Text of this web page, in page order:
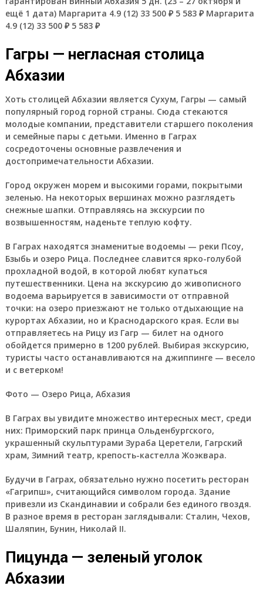
ещё 1 дата) Маргарита 4.9 (12) 33 500 ₽ 5 583 ₽ Маргарита
4.9 (12) 33 500 ₽ 5 583 ₽
Гагры — негласная столица
Абхазии
Хоть столицей Абхазии является Сухум, Гагры — самый
популярный город горной страны. Сюда стекаются
молодые компании, представители старшего поколения
и семейные пары с детьми. Именно в Гаграх
сосредоточены основные развлечения и
достопримечательности Абхазии.
Город окружен морем и высокими горами, покрытыми
зеленью. На некоторых вершинах можно разглядеть
снежные шапки. Отправляясь на экскурсии по
возвышенностям, наденьте теплую кофту.
В Гаграх находятся знаменитые водоемы — реки Псоу,
Бзыбь и озеро Рица. Последнее славится ярко-голубой
прохладной водой, в которой любят купаться
путешественники. Цена на экскурсию до живописного
водоема варьируется в зависимости от отправной
точки: на озеро приезжают не только отдыхающие на
курортах Абхазии, но и Краснодарского края. Если вы
отправляетесь на Рицу из Гагр — билет на одного
обойдется примерно в 1200 рублей. Выбирая экскурсию,
туристы часто останавливаются на джиппинге — весело
и с ветерком!
Фото — Озеро Рица, Абхазия
В Гаграх вы увидите множество интересных мест, среди
них: Приморский парк принца Ольденбургского,
украшенный скульптурами Зураба Церетели, Гагрский
храм, Зимний театр, крепость-кастелла Жоэквара.
Будучи в Гаграх, обязательно нужно посетить ресторан
«Гагрипш», считающийся символом города. Здание
привезли из Скандинавии и собрали без единого гвоздя.
В разное время в ресторан заглядывали: Сталин, Чехов,
Шаляпин, Бунин, Николай II.
Пицунда — зеленый уголок
Абхазии